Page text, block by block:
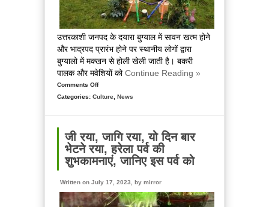
कांकड़ा
मयेली
जात्रा
उत्तरकाशी जनपद के दयारा बुग्याल में सावन खत्म होने
और भाद्रपद प्रारंभ होने पर स्थानीय लोगों द्वारा
बुग्यालो में मक्खन से होली खेली जाती है। बकरी
पालक और मवेशियों कोContinue Reading »
Comments Offon
उत्तराखंड
यहां
दूध
और
मक्खन
से
होती
है
Categories: Culture, News
जी रया, जागि रया, यो दिन बार
भेटने रया, हरेला पर्व की
शुभकामनाएं, जानिए इस पर्व को
Written on July 17, 2023, by mirror